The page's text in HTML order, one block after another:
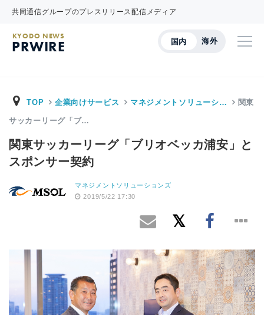
共同通信グループのプレスリリース配信メディア
国内 海外
KYODO NEWS
PRWIRE
TOP 企業向けサービス マネジメントソリューシ… 関東
サッカーリーグ「ブ…
関東サッカーリーグ「ブリオベッカ浦安」と
スポンサー契約
マネジメントソリューションズ
2019/5/22 17:30